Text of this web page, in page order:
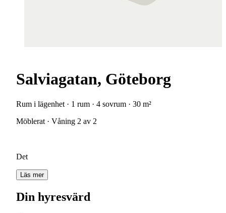
Salviagatan, Göteborg
Rum i lägenhet · 1 rum · 4 sovrum · 30 m²
Möblerat · Våning 2 av 2
Det
Läs mer
Din hyresvärd